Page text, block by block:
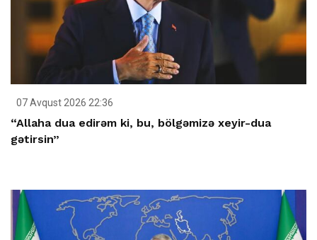
07 Avqust 2026 22:36
“Allaha dua edirəm ki, bu, bölgəmizə xeyir-dua
gətirsin”